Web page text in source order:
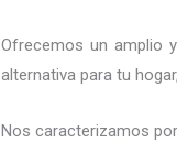
Ofrecemos un amplio
alternativa para tu
Nos caracterizamos